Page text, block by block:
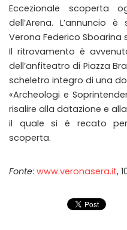
Eccezionale scoperta
dell’Arena.
Verona Federico Sboarina
Il ritrovamento è
dell’anfiteatro di Piazza
scheletro integro di una
«Archeologi e
risalire alla datazione e
il quale si è recato
scoperta.
Fonte: www.veronasera.it,